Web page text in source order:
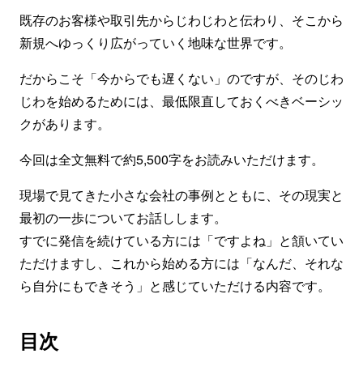
既存のお客様や取引先からじわじわと伝わり、そこから
新規へゆっくり広がっていく地味な世界です。
だからこそ「今からでも遅くない」のですが、そのじわ
じわを始めるためには、最低限直しておくべきベーシッ
クがあります。
今回は全文無料で約5,500字をお読みいただけます。
現場で見てきた小さな会社の事例とともに、その現実と
最初の一歩についてお話しします。
すでに発信を続けている方には「ですよね」と頷いてい
ただけますし、これから始める方には「なんだ、それな
ら自分にもできそう」と感じていただける内容です。
目次